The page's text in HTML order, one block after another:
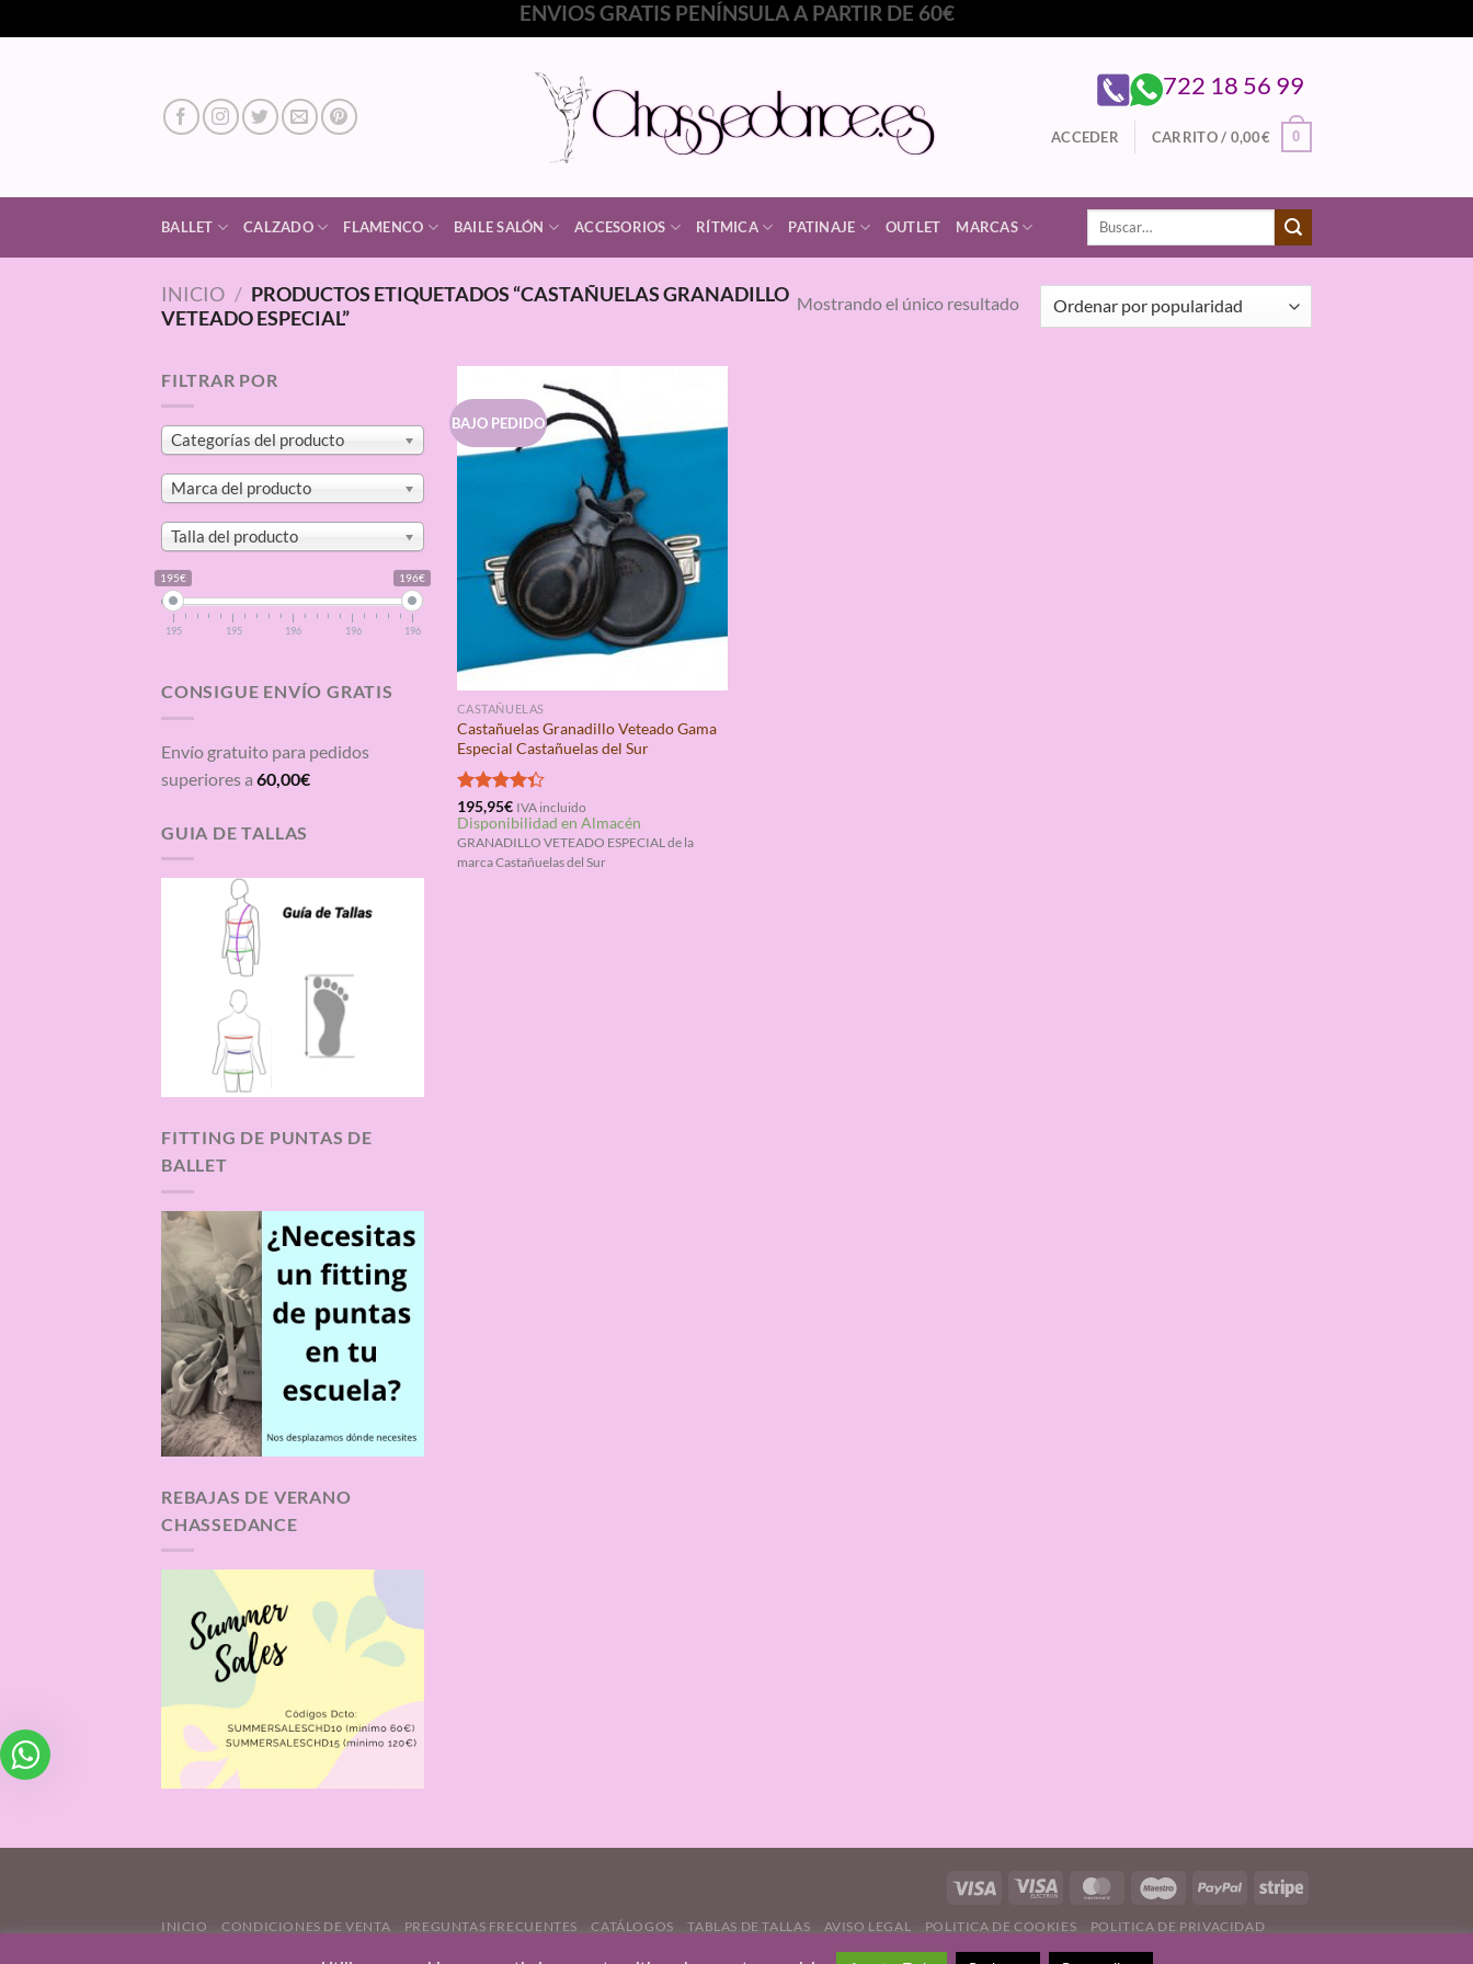
al
ENVIOS GRATIS PENÍNSULA A PARTIR DE 60€
722 18 56 99
ACCEDER CARRITO / 0,00€ 0
BALLET CALZADO FLAMENCO BAILE SALÓN ACCESORIOS RÍTMICA PATINAJE OUTLET MARCAS
Buscar
INICIO / PRODUCTOS ETIQUETADOS “CASTAÑUELAS GRANADILLO
VETEADO ESPECIAL”
Mostrando el único resultado
FILTRAR POR
Categorías del producto
Marca del producto
Talla del producto
195€ 196€
195 195 196 196 196
CONSIGUE ENVÍO GRATIS
Envío gratuito para pedidos
superiores a 60,00€
GUIA DE TALLAS
FITTING DE PUNTAS DE
BALLET
REBAJAS DE VERANO
CHASSEDANCE
BAJO PEDIDO
CASTAÑUELAS
Castañuelas Granadillo Veteado Gama
Especial Castañuelas del Sur
Valorado
con4.33
de 5
195,95€ IVA incluido
Disponibilidad en Almacén
GRANADILLO VETEADO ESPECIAL de la
marca Castañuelas del Sur
INICIO CONDICIONES DE VENTA PREGUNTAS FRECUENTES CATÁLOGOS TABLAS DE TALLAS AVISO LEGAL POLITICA DE COOKIES
POLITICA DE PRIVACIDAD